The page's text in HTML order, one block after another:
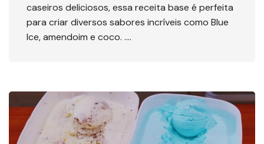
caseiros deliciosos, essa receita base é perfeita
para criar diversos sabores incríveis como Blue
Ice, amendoim e coco. ….